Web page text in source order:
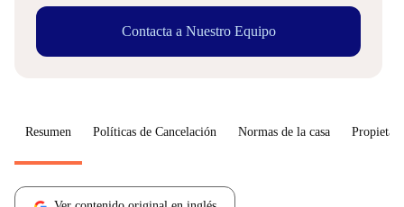
Contacta a Nuestro Equipo
Resumen Políticas de Cancelación Normas de la casa